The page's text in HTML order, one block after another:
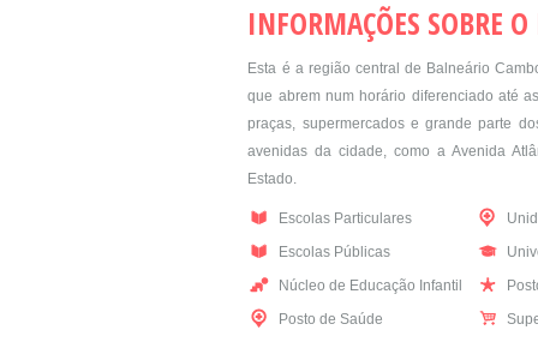
INFORMAÇÕES SOBRE
Esta é a região central de Balneário
que abrem num horário diferenciado até
praças, supermercados e grande parte
avenidas da cidade, como a Avenida
Estado.
Escolas Particulares
Escolas Públicas
Núcleo de Educação Infantil
Posto de Saúde